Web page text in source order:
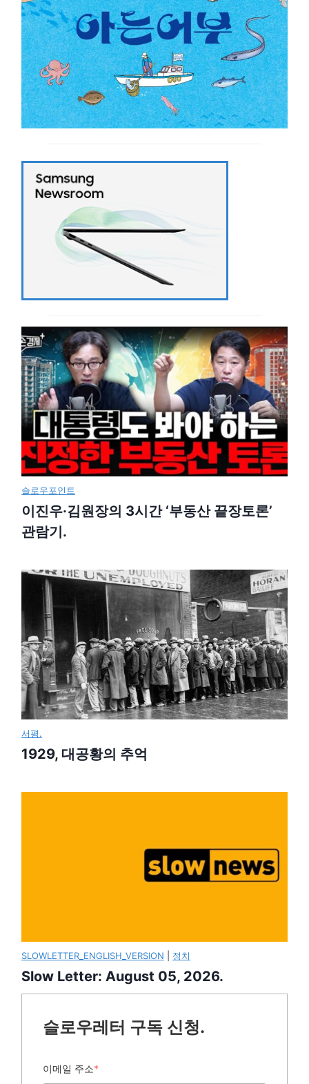
슬로우포인트
이진우·김원장의 3시간 ‘부동산 끝장토론’
관람기.
서평.
1929, 대공황의 추억
SLOWLETTER_ENGLISH_VERSION 정치
Slow Letter: August 05, 2026.
슬로우레터 구독 신청.
이메일 주소*